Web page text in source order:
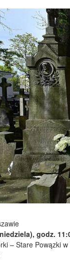
godz.
– Stare Powązki